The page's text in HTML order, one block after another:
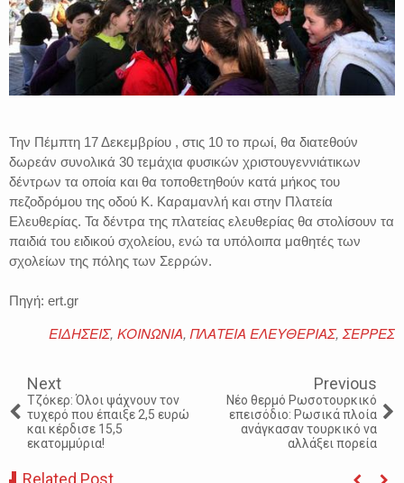
Την Πέμπτη 17 Δεκεμβρίου , στις 10 το πρωί, θα διατεθούν
δωρεάν συνολικά 30 τεμάχια φυσικών χριστουγεννιάτικων
δέντρων τα οποία και θα τοποθετηθούν κατά μήκος του
πεζοδρόμου της οδού Κ. Καραμανλή και στην Πλατεία
Ελευθερίας. Τα δέντρα της πλατείας ελευθερίας θα στολίσουν τα
παιδιά του ειδικού σχολείου, ενώ τα υπόλοιπα μαθητές των
σχολείων της πόλης των Σερρών.
Πηγή: ert.gr
ΕΙΔΗΣΕΙΣ, ΚΟΙΝΩΝΙΑ, ΠΛΑΤΕΙΑ ΕΛΕΥΘΕΡΙΑΣ, ΣΕΡΡΕΣ
Next
Τζόκερ: Όλοι ψάχνουν τον
τυχερό που έπαιξε 2,5 ευρώ
και κέρδισε 15,5
εκατομμύρια!
Previous
Νέο θερμό Ρωσοτουρκικό
επεισόδιο: Ρωσικά πλοία
ανάγκασαν τουρκικό να
αλλάξει πορεία
Related Post